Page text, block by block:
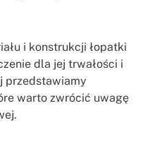
i konstrukcji łopatki
dla jej trwałości i
przedstawiamy
warto zwrócić uwagę